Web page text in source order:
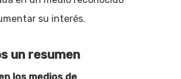
su interés.
un resumen